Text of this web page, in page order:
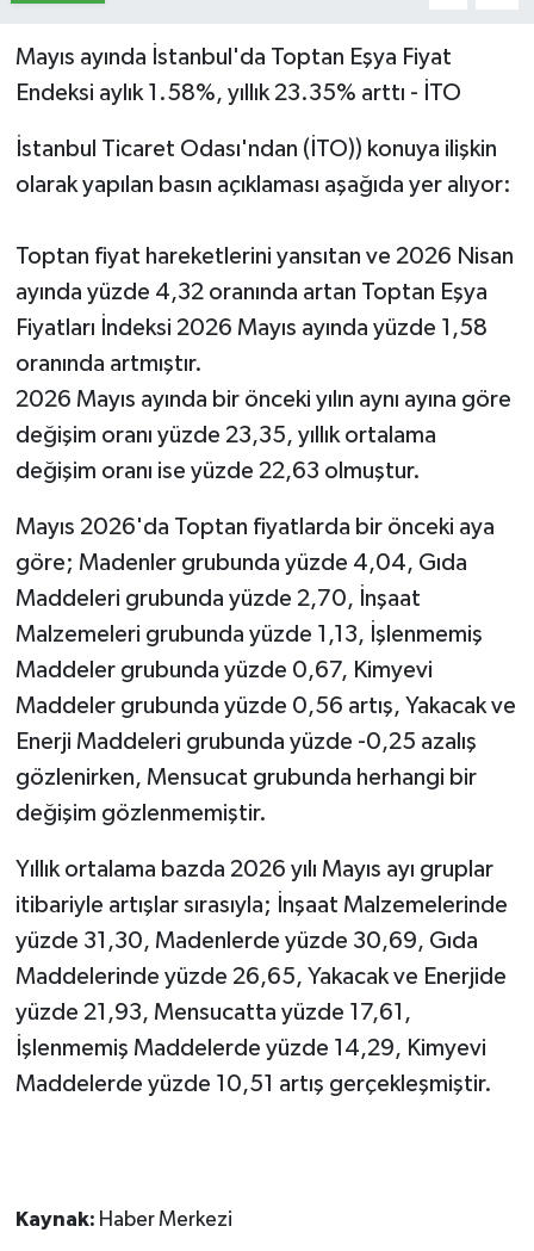
Mayıs ayında İstanbul'da Toptan Eşya Fiyat
Endeksi aylık 1.58%, yıllık 23.35% arttı - İTO
İstanbul Ticaret Odası'ndan (İTO)) konuya ilişkin
olarak yapılan basın açıklaması aşağıda yer alıyor:
Toptan fiyat hareketlerini yansıtan ve 2026 Nisan
ayında yüzde 4,32 oranında artan Toptan Eşya
Fiyatları İndeksi 2026 Mayıs ayında yüzde 1,58
oranında artmıştır.
2026 Mayıs ayında bir önceki yılın aynı ayına göre
değişim oranı yüzde 23,35, yıllık ortalama
değişim oranı ise yüzde 22,63 olmuştur.
Mayıs 2026'da Toptan fiyatlarda bir önceki aya
göre; Madenler grubunda yüzde 4,04, Gıda
Maddeleri grubunda yüzde 2,70, İnşaat
Malzemeleri grubunda yüzde 1,13, İşlenmemiş
Maddeler grubunda yüzde 0,67, Kimyevi
Maddeler grubunda yüzde 0,56 artış, Yakacak ve
Enerji Maddeleri grubunda yüzde -0,25 azalış
gözlenirken, Mensucat grubunda herhangi bir
değişim gözlenmemiştir.
Yıllık ortalama bazda 2026 yılı Mayıs ayı gruplar
itibariyle artışlar sırasıyla; İnşaat Malzemelerinde
yüzde 31,30, Madenlerde yüzde 30,69, Gıda
Maddelerinde yüzde 26,65, Yakacak ve Enerjide
yüzde 21,93, Mensucatta yüzde 17,61,
İşlenmemiş Maddelerde yüzde 14,29, Kimyevi
Maddelerde yüzde 10,51 artış gerçekleşmiştir.
Kaynak: Haber Merkezi